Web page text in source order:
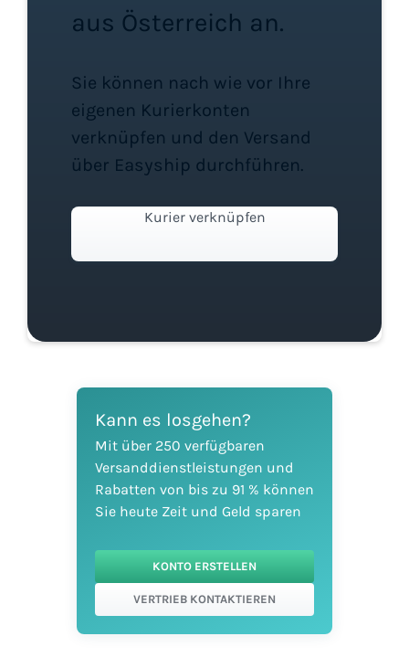
aus Österreich an.
Sie können nach wie vor Ihre
eigenen Kurierkonten
verknüpfen und den Versand
über Easyship durchführen.
Kurier verknüpfen
Kann es losgehen?
Mit über 250 verfügbaren
Versanddienstleistungen und
Rabatten von bis zu 91 % können
Sie heute Zeit und Geld sparen
KONTO ERSTELLEN
VERTRIEB KONTAKTIEREN